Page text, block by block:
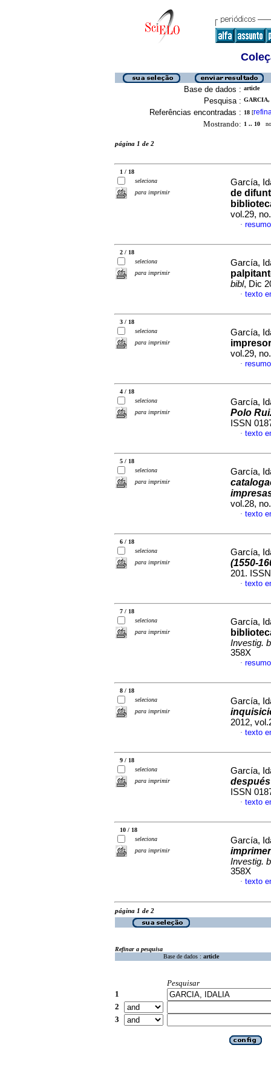
Base de dados : article
Pesquisa :
Referências encontradas : 18 [
Mostrando: 1 .. 10
página 1 de 2
1 / 18
seleciona
para imprimir
García,
de
vol.29,
·
2 / 18
seleciona
para imprimir
García,
bibl, Dic
· texto
3 / 18
seleciona
para imprimir
García,
vol.29,
·
4 / 18
seleciona
para imprimir
García,
Polo
ISSN
· texto
5 / 18
seleciona
para imprimir
García,
vol.28,
· texto
6 / 18
seleciona
para imprimir
García,
(1550-
201.
· texto
7 / 18
seleciona
para imprimir
García,
Investig.
358X
·
8 / 18
seleciona
para imprimir
García,
2012,
· texto
9 / 18
seleciona
para imprimir
García,
después
ISSN
· texto
10 / 18
seleciona
para imprimir
García,
Investig.
358X
· texto
página 1 de 2
Refinar a pesquisa
Base de dados : article
Pesquisar
1
2
3